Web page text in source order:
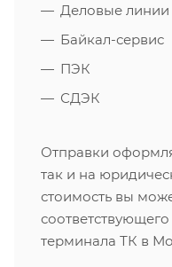
Деловые линии
Байкал-сервис
ПЭК
СДЭК
Отправки
так и на
стоимость вы
терминала ТК в